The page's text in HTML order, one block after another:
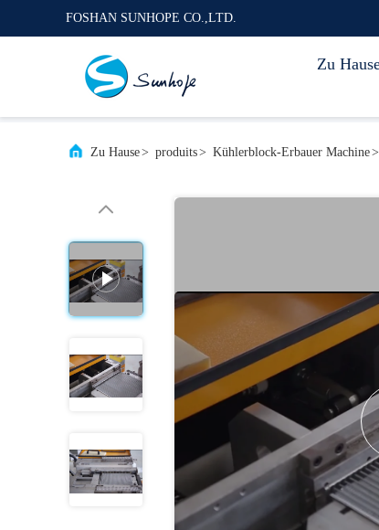
FOSHAN SUNHOPE CO.,LTD.
Zu
Zu Hause> produits> Kühlerblock-Erbauer Machine>